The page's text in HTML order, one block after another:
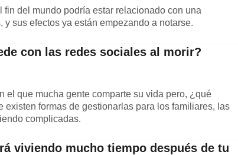
del mundo podría estar relacionado con una
sus efectos ya están empezando a notarse.
con las redes sociales al morir?
el que mucha gente comparte su vida pero, ¿qué
existen formas de gestionarlas para los familiares, las
complicadas.
viviendo mucho tiempo después de tu